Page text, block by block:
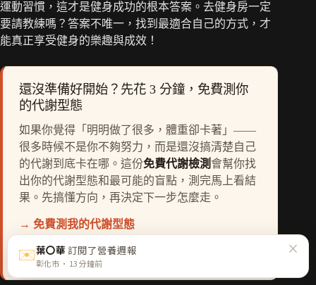
運動習慣，這才是健身成功的根本答案。去健身房一定
要請教練嗎？答案不唯一，找到最適合自己的方式，才
能真正享受健身的樂趣與成效！
還沒準備好開始？先花 3 分鐘，免費測你
的代謝型態
如果你覺得「明明做了很多，體重卻卡著」——
很多時候不是你不夠努力，而是還沒搞清楚自己
的代謝到底卡在哪。這份免費代謝檢測 會幫你找
出你的代謝型態和最可能的盲點，測完馬上看結
果。先搞懂方向，再決定下一步怎麼走。
→ 免費測我的代謝型態
或者先收信就好——訂閱每週五的免費營養週報 →
✉️葉〇華 訂閱了營養週報
彰化市 · 13 分鐘前
×